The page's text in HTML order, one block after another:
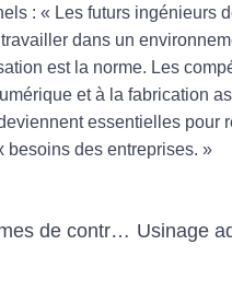
: « Les futurs ingénieurs
dans un
est la norme. Les
et à la fabrication
essentielles pour
besoins des entreprises. »
Les systèmes de contrôle qualité dans l’usinage